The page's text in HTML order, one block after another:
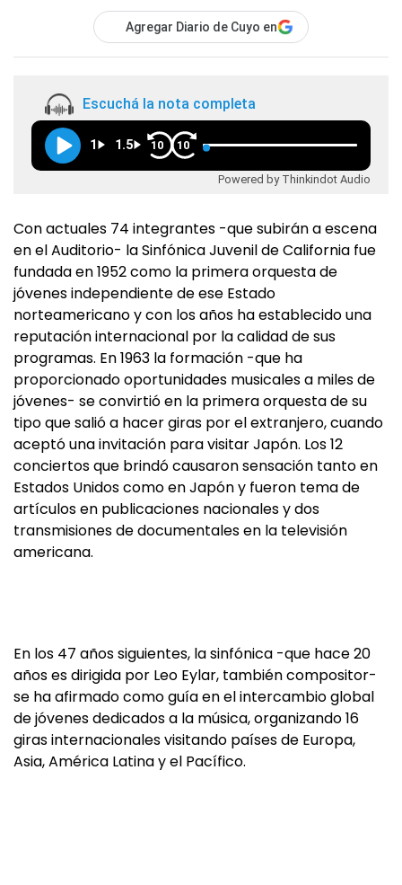
Agregar Diario de Cuyo en
Escuchá la nota completa
1 1.5 10 10
Powered by Thinkindot Audio
Con actuales 74 integrantes -que subirán a escena
en el Auditorio- la Sinfónica Juvenil de California fue
fundada en 1952 como la primera orquesta de
jóvenes independiente de ese Estado
norteamericano y con los años ha establecido una
reputación internacional por la calidad de sus
programas. En 1963 la formación -que ha
proporcionado oportunidades musicales a miles de
jóvenes- se convirtió en la primera orquesta de su
tipo que salió a hacer giras por el extranjero, cuando
aceptó una invitación para visitar Japón. Los 12
conciertos que brindó causaron sensación tanto en
Estados Unidos como en Japón y fueron tema de
artículos en publicaciones nacionales y dos
transmisiones de documentales en la televisión
americana.
En los 47 años siguientes, la sinfónica -que hace 20
años es dirigida por Leo Eylar, también compositor-
se ha afirmado como guía en el intercambio global
de jóvenes dedicados a la música, organizando 16
giras internacionales visitando países de Europa,
Asia, América Latina y el Pacífico.